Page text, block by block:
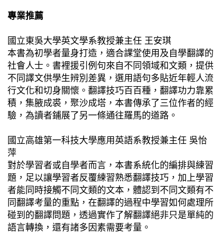
專業推薦
國立東吳大學英文學系教授兼主任 王安琪
本書為初學者量身打造，適合課堂使用及自學翻譯的
社會人士。書裡援引例句來自不同領域和文類，提供
不同譯文供學生辨別差異，選用語句多貼近年輕人流
行文化和切身關懷。翻譯技巧百百種，翻譯功力靠累
積，集腋成裘，聚沙成塔，本書傳承了三位作者的經
驗，為讀者鋪展了另一條通往羅馬的道路。
國立高雄第一科技大學應用英語系教授兼主任 吳怡
萍
對於學習者或自學者而言，本書系統化的編排與練習
題，足以讓學習者反覆練習熟悉翻譯技巧，加上學習
者能同時接觸不同文類的文本，體認到不同文類有不
同翻譯考量的重點，在翻譯的過程中學習如何處理所
碰到的翻譯問題，透過實作了解翻譯絕非只是單純的
語言轉換，還有諸多因素需要考量。